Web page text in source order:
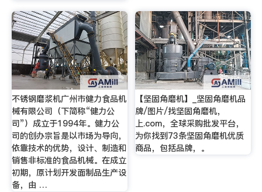
不锈钢磨浆机广州市健力食品机
械有限公司（下简称“健力公
司”）成立于1994年。健力公
司的创办宗旨是以市场为导向，
依靠技术的优势，设计、制造和
销售非标准的食品机械。在成立
初期，原计划开发面制品生产设
备，由 …
【坚固角磨机】_坚固角磨机品
牌/图片/找坚固角磨机，
上.com，全球采购批发平台，
为你找到73条坚固角磨机优质
商品，包括品牌，。